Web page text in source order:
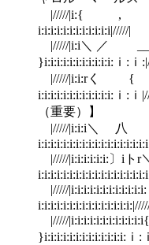
|/////|i:{ , /
i:i:i:i:i:i:i:i:i:i:i:i|/////|
|/////|i:i＼ ／
}i:i:i:i:i:i:i:i:i:i:i:ｉ:ｉ
|/////|i:i:rく {
i:i:i:i:i:i:i:i:i:i:i:i:
（重要）】
|/////|i:i:i＼
|/////|i:i:i:i:i:i:〕i
|/////
|/////
}i:i:i:i:i:i:i:i:i:i:i:i:i:ｉ: